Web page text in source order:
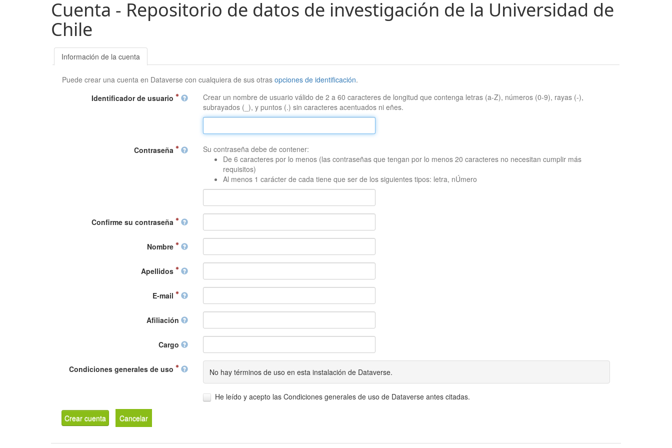
Cuenta - Repositorio de datos de investigación de la Universidad de
Chile
Información de la cuenta
Puede crear una cuenta en Dataverse con cualquiera de sus otrasopciones de identificación.
Identificador de usuario
Crear un nombre de usuario válido de 2 a 60 caracteres de longitud que contenga letras (a-Z), números (0-9), rayas (-),
subrayados (_), y puntos (.) sin caracteres acentuados ni eñes.
Contraseña
Su contraseña debe de contener:
De 6 caracteres por lo menos (las contraseñas que tengan por lo menos 20 caracteres no necesitan cumplir más
requisitos)
Al menos 1 carácter de cada tiene que ser de los siguientes tipos: letra, nÚmero
Confirme su contraseña
Nombre
Apellidos
E-mail
Afiliación
Cargo
Condiciones generales de uso No hay términos de uso en esta instalación de Dataverse.
He leído y acepto las Condiciones generales de uso de Dataverse antes citadas.
Crear cuenta Cancelar